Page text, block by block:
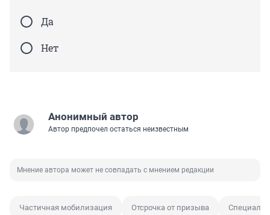
Да
Нет
Анонимный автор
Автор предпочел остаться неизвестным
Мнение автора может не совпадать с мнением редакции
Частичная мобилизация Отсрочка от призыва